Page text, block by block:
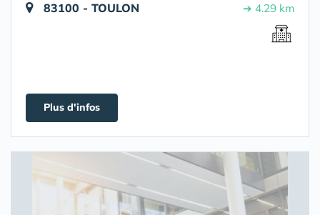
83100 - TOULON ➔ 4.29 km
Plus d'infos